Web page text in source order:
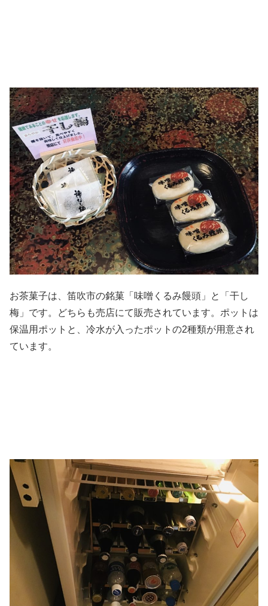
お茶菓子は、笛吹市の銘菓「味噌くるみ饅頭」と「干し
梅」です。どちらも売店にて販売されています。ポットは
保温用ポットと、冷水が入ったポットの2種類が用意され
ています。